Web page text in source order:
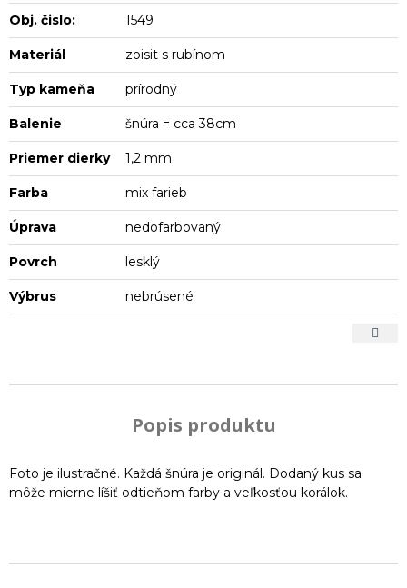
Obj. čislo: 1549
Materiál zoisit s rubínom
Typ kameňa prírodný
Balenie šnúra = cca 38cm
Priemer dierky 1,2 mm
Farba mix farieb
Úprava nedofarbovaný
Povrch lesklý
Výbrus nebrúsené
Popis produktu
Foto je ilustračné. Každá šnúra je originál. Dodaný kus sa
môže mierne líšiť odtieňom farby a veľkosťou korálok.